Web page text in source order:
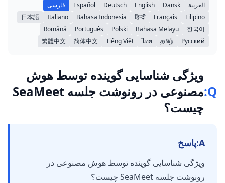
العربية Dansk
English
Deutsch
Español
فارسی
Filipino
Français
हिन्दी
Bahasa Indonesia
Italiano
日本語
한국어
Bahasa Melayu
Polski
Português
Română
Русский
தமிழ்
ไทย
Tiếng Việt
简体中文
繁體中文
Q:
ویژگی شناسایی گوینده توسط هوش
مصنوعی در رونوشت جلسه SeaMeet
چیست؟
A: پاسخ
ویژگی شناسایی گوینده توسط هوش مصنوعی در
رونوشت جلسه SeaMeet چیست؟